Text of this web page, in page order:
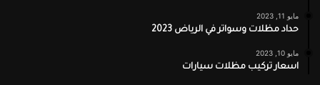
مايو 11, 2023
حداد مظلات وسواتر في الرياض 2023
مايو 10, 2023
اسعار تركيب مظلات سيارات